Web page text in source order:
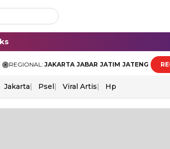
REGIONAL: JAKARTA JABAR JATIM JATENG
Jakarta Psel Viral Artis Hp